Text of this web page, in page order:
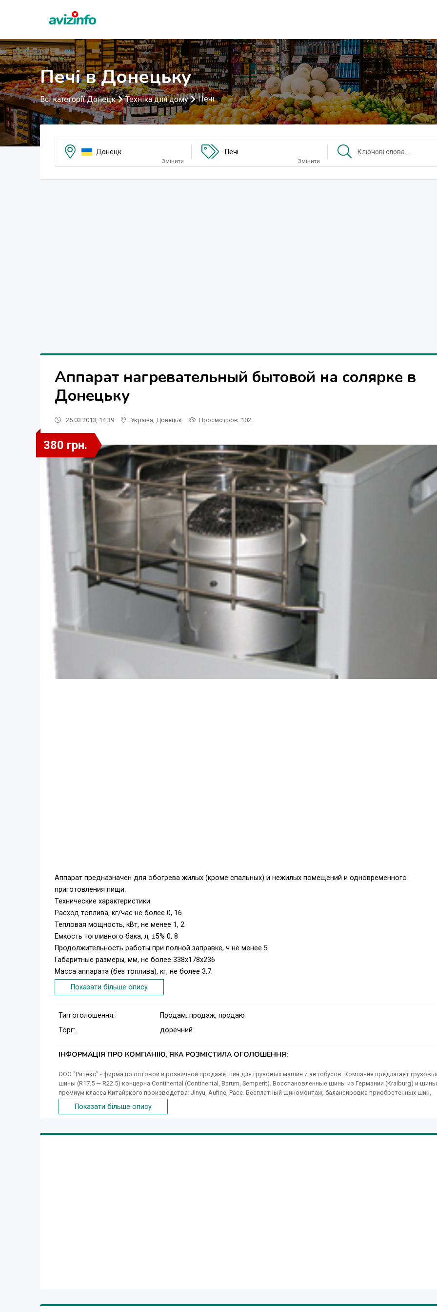
Печі в Донецьку
Всі категорії Донецк Техніка для дому Печі
Донецк
Змінити
Печі
Змінити
Аппарат нагревательный бытовой на солярке в
Донецьку
25.03.2013, 14:39 Україна Донецьк Просмотров: 102
380 грн.
Аппарат предназначен для обогрева жилых (кроме спальных) и нежилых помещений и одновременного
приготовления пищи.
Технические характеристики
Расход топлива, кг/час не более 0, 16
Тепловая мощность, кВт, не менее 1, 2
Емкость топливного бака, л, ±5% 0, 8
Продолжительность работы при полной заправке, ч не менее 5
Габаритные размеры, мм, не более 338х178х236
Масса аппарата (без топлива), кг, не более 3.7.
Показати більше опису
Тип оголошення:
Продам, продаж, продаю
Торг:
доречний
ІНФОРМАЦІЯ ПРО КОМПАНІЮ, ЯКА РОЗМІСТИЛА ОГОЛОШЕННЯ:
ООО "Ритекс" - фирма по оптовой и розничной продаже шин для грузовых машин и автобусов. Компания предлагает
шины (R17.5 — R22.5) концерна Continental (Continental, Barum, Semperit). Восстановленные шины из Германии (Krаiburg) и шины
премиум класса Китайского производства: Jinyu, Aufine, Pace. Бесплатный шиномонтаж, балансировка приобретенных шин,
гибкая система скидок . Доставка по Украине.
Показати більше опису